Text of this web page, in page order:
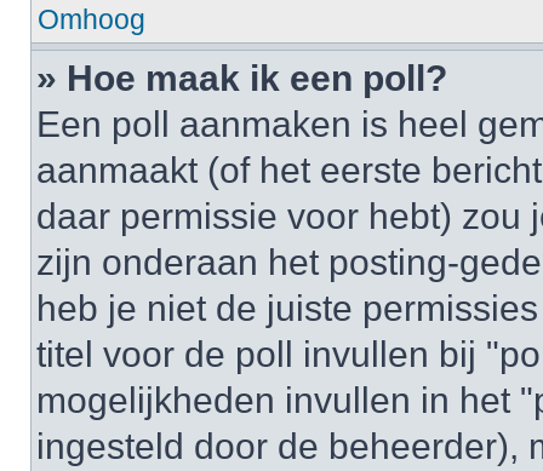
Omhoog
» Hoe maak ik een poll?
Een poll aanmaken is heel
aanmaakt (of het eerste
daar permissie voor hebt) zou
zijn onderaan het posting-
heb je niet de juiste
titel voor de poll invullen bij
mogelijkheden invullen in het
ingesteld door de beheerder),